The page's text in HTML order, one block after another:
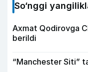
So‘nggi
Axmat Qodirovga
berildi
“Manchester Siti”